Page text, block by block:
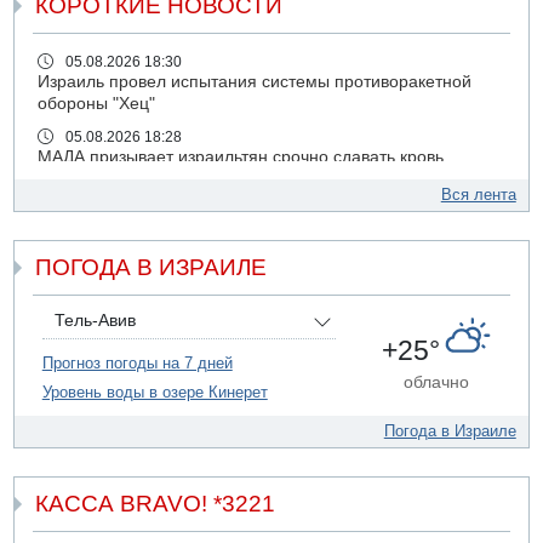
КОРОТКИЕ НОВОСТИ
05.08.2026 18:30
Израиль провел испытания системы противоракетной
обороны "Хец"
05.08.2026 18:28
МАДА призывает израильтян срочно сдавать кровь
Бывший посол Израиля в ООН Гилад Эрдан объявит в
05.08.2026 13:49
На севере Израиля на берег выбросило тело
05.08.2026 13:32
В России горят новые склады
05.08.2026 10:19
Хуситы сообщают об атаке по Саудовскому танкеру
Левые активисты пытались ворваться в офис
05.08.2026 06:42
Вся лента
ПОГОДА В ИЗРАИЛЕ
Тель-Авив
Прогноз погоды на 7 дней
Уровень воды в озере Кинерет
+25°
облачно
Погода в Израиле
КАССА BRAVO! *3221